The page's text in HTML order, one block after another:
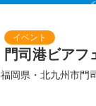
門司港ビアフ
福岡県・北九州市門